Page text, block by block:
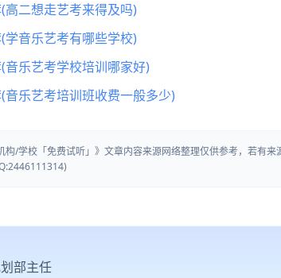
二想走艺考来得及吗)
音乐艺考有哪些学校)
乐艺考学校培训哪家好)
乐艺考培训班收费一般多少)
构/学校「免费试听」》文章内容来源网络整理仅供参考，若有
部主任